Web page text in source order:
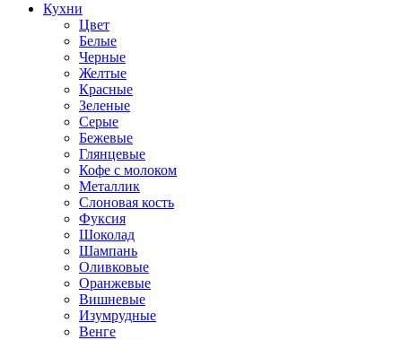
Кухни
Цвет
Белые
Черные
Желтые
Красные
Зеленые
Серые
Бежевые
Глянцевые
Кофе с молоком
Металлик
Слоновая кость
Фуксия
Шоколад
Шампань
Оливковые
Оранжевые
Вишневые
Изумрудные
Венге